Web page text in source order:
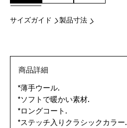
サイズガイド 製品寸法
商品詳細
*薄手ウール.
*ソフトで暖かい素材.
*ロングコート.
*ステッチ入りクラシックカラー.